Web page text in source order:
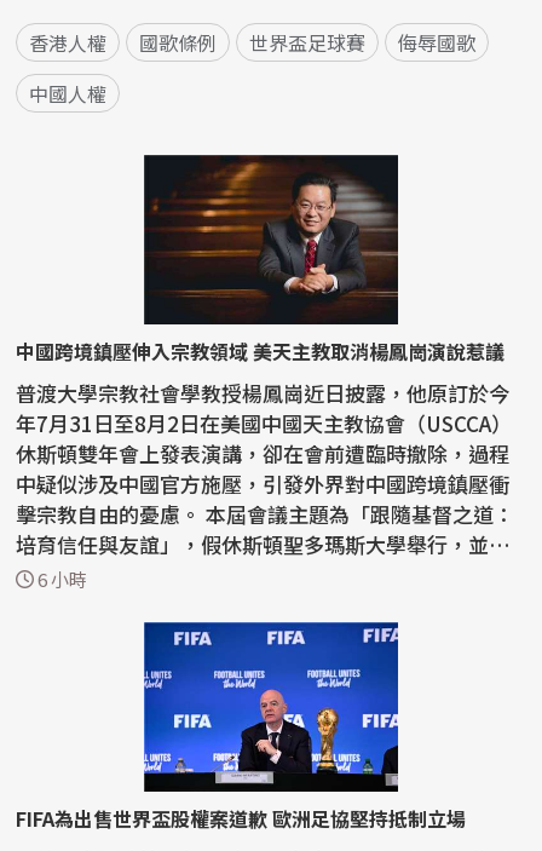
香港人權 國歌條例 世界盃足球賽
侮辱國歌
中國人權
中國跨境鎮壓伸入宗教領域 美天主教取消楊鳳崗演說惹議
普渡大學宗教社會學教授楊鳳崗近日披露，他原訂於今
年7月31日至8月2日在美國中國天主教協會（USCCA）
休斯頓雙年會上發表演講，卻在會前遭臨時撤除，過程
中疑似涉及中國官方施壓，引發外界對中國跨境鎮壓衝
擊宗教自由的憂慮。 本屆會議主題為「跟隨基督之道：
培育信任與友誼」，假休斯頓聖多瑪斯大學舉行，並獲
當地...
6 小時
FIFA為出售世界盃股權案道歉 歐洲足協堅持抵制立場